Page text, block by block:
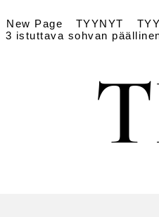
New Page TYYNYT
3 istuttava sohvan